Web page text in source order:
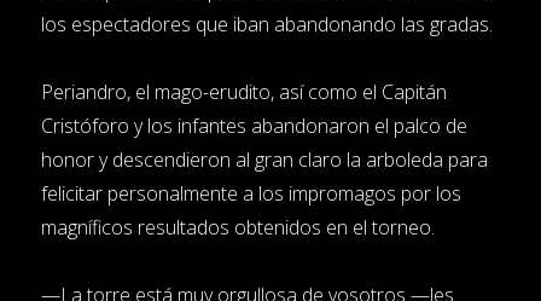
los espectadores que iban abandonando las gradas.
Periandro, el mago-erudito, así como el Capitán
Cristóforo y los infantes abandonaron el palco de
honor y descendieron al gran claro la arboleda para
felicitar personalmente a los impromagos por los
magníficos resultados obtenidos en el torneo.
—La torre está muy orgullosa de vosotros —les